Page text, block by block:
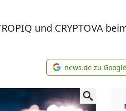
und CRYPTOVA
news.de zu